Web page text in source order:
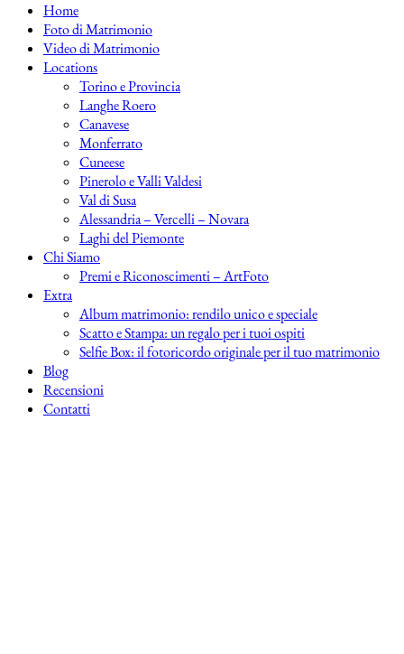
Home
Foto di Matrimonio
Video di Matrimonio
Locations
Torino e Provincia
Langhe Roero
Canavese
Monferrato
Cuneese
Pinerolo e Valli Valdesi
Val di Susa
Alessandria – Vercelli – Novara
Laghi del Piemonte
Chi Siamo
Premi e Riconoscimenti – ArtFoto
Extra
Album matrimonio: rendilo unico e speciale
Scatto e Stampa: un regalo per i tuoi ospiti
Selfie Box: il fotoricordo originale per il tuo matrimonio
Blog
Recensioni
Contatti